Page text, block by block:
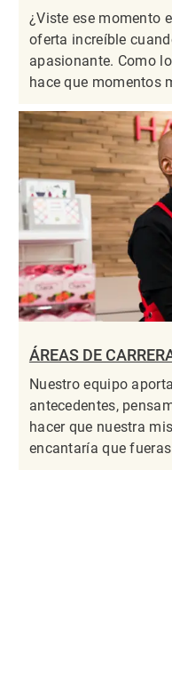
¿Viste ese momento
oferta increíble
apasionante. Como
hace que momentos
ÁREAS DE
Nuestro equipo
antecedentes,
hacer que nuestra
encantaría que